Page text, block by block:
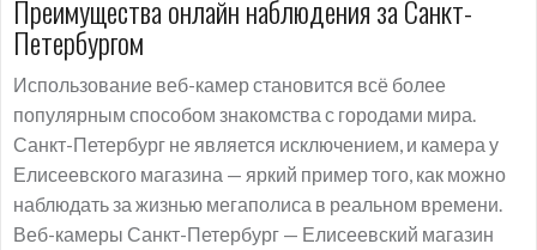
Преимущества онлайн наблюдения за Санкт-
Петербургом
Использование веб-камер становится всё более
популярным способом знакомства с городами мира.
Санкт-Петербург не является исключением, и камера у
Елисеевского магазина — яркий пример того, как можно
наблюдать за жизнью мегаполиса в реальном времени.
Веб-камеры Санкт-Петербург — Елисеевский магазин